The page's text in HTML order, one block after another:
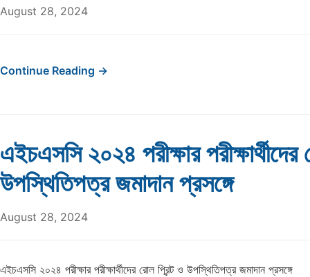
August 28, 2024
Continue Reading →
এইচএসসি ২০২৪ পরীক্ষার পরীক্ষার্থীদের
উপস্থিতিপত্র জমাদান প্রসঙ্গে
August 28, 2024
এইচএসসি ২০২৪ পরীক্ষার পরীক্ষার্থীদের রোল প্রিন্ট ও উপস্থিতিপত্র জমাদান প্রসঙ্গে